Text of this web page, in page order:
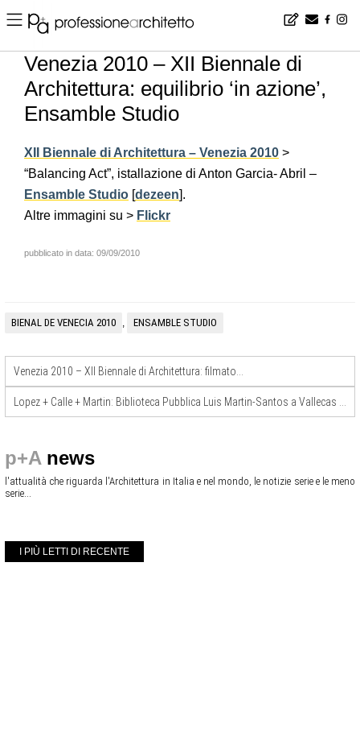
Home ▪ news ▪ it ▪ Venezia 2010 – XII Biennale di Architettura: equilibrio ‘in azione’, Ensamble Studio
Venezia 2010 – XII Biennale di
Architettura: equilibrio ‘in azione’,
Ensamble Studio
XII Biennale di Architettura – Venezia 2010 >
“Balancing Act”, istallazione di Anton Garcia- Abril –
Ensamble Studio [dezeen].
Altre immagini su > Flickr
pubblicato in data: 09/09/2010
BIENAL DE VENECIA 2010 , ENSAMBLE STUDIO
Venezia 2010 – XII Biennale di Architettura: filmato…
p+A news
l'attualità che riguarda l'Architettura in Italia e nel mondo, le notizie serie e le meno
serie...
I PIÙ LETTI DI RECENTE